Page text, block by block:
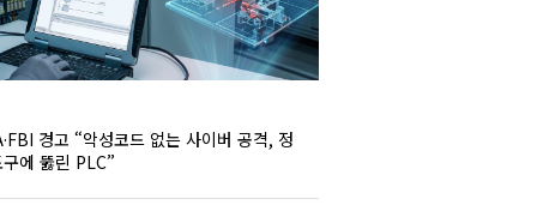
경고 “악성코드 없는 사이버 공격, 정
에 뚫린 PLC”